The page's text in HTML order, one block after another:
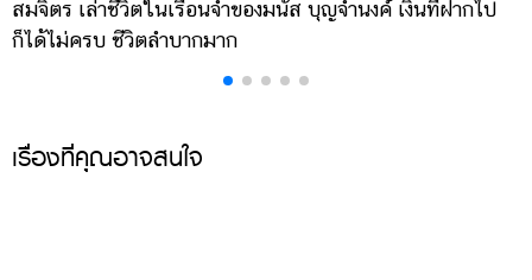
สมจิตร เล่าชีวิตในเรือนจำของมนัส บุญจำนงค์ เงินที่ฝากไป
ก็ได้ไม่ครบ ชีวิตลำบากมาก
เรื่องที่คุณอาจสนใจ